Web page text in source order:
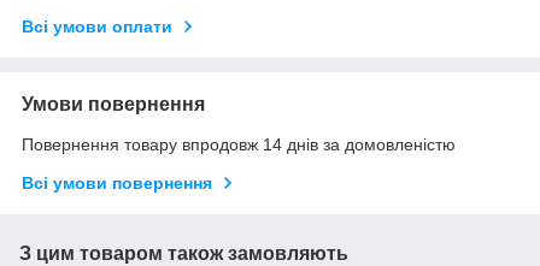
Всі умови оплати
Умови повернення
Повернення товару впродовж 14 днів за домовленістю
Всі умови повернення
З цим товаром також замовляють